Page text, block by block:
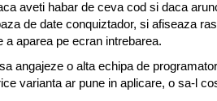
aveti habar de ceva cod si daca
de date conquiztador, si afiseaza
a aparea pe ecran intrebarea.
angajeze o alta echipa de
varianta ar pune in aplicare, o sa-l